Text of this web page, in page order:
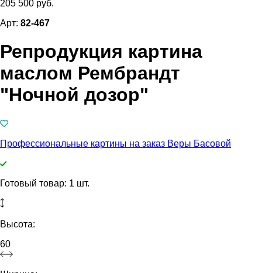
205 500 руб.
Арт: 82-467
Репродукция картина
маслом Рембрандт
"Ночной дозор"
Профессиональные картины на заказ Веры Басовой
Готовый товар: 1 шт.
Высота:
60